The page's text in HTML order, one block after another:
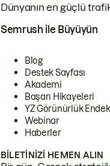
Dünyanın en güçlü
Semrush ile Büyüyün
Blog
Destek Sayfası
Akademi
Başarı Hikayeleri
YZ Görünürlük
Webinar
Haberler
BILETINIZI HEMEN ALIN